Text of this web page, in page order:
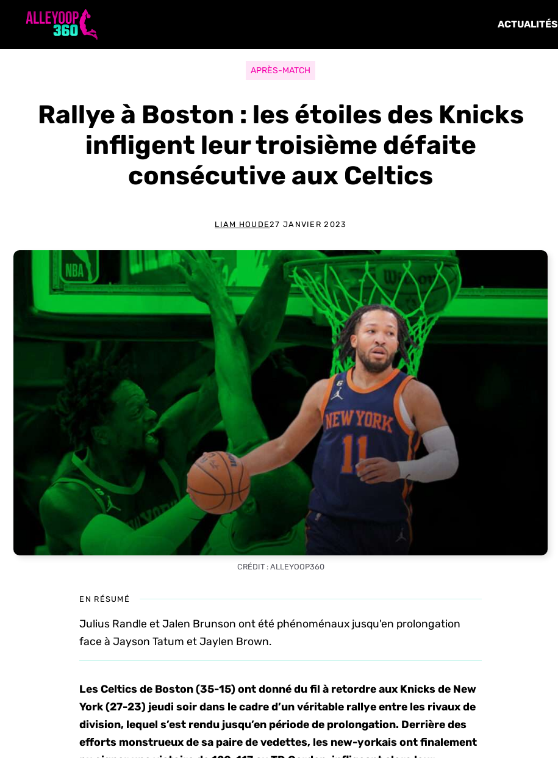
ACTUALITÉS
APRÈS-MATCH
Rallye à Boston : les étoiles des Knicks
infligent leur troisième défaite
consécutive aux Celtics
LIAM HOUDE27 JANVIER 2023
CRÉDIT : ALLEYOOP360
EN RÉSUMÉ
Julius Randle et Jalen Brunson ont été phénoménaux jusqu'en prolongation
face à Jayson Tatum et Jaylen Brown.
Les Celtics de Boston (35-15) ont donné du fil à retordre aux Knicks de New
York (27-23) jeudi soir dans le cadre d’un véritable rallye entre les rivaux de
division, lequel s’est rendu jusqu’en période de prolongation. Derrière des
efforts monstrueux de sa paire de vedettes, les new-yorkais ont finalement